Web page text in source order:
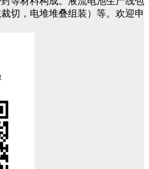
切，电堆堆叠组装）等。欢迎申